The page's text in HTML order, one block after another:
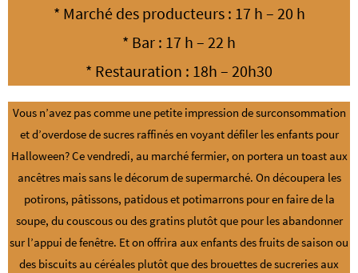
* Marché des producteurs : 17 h – 20 h
* Bar : 17 h – 22 h
* Restauration : 18h – 20h30
Vous n’avez pas comme une petite impression de surconsommation
et d’overdose de sucres raffinés en voyant défiler les enfants pour
Halloween? Ce vendredi, au marché fermier, on portera un toast aux
ancêtres mais sans le décorum de supermarché. On découpera les
potirons, pâtissons, patidous et potimarrons pour en faire de la
soupe, du couscous ou des gratins plutôt que pour les abandonner
sur l’appui de fenêtre. Et on offrira aux enfants des fruits de saison ou
des biscuits au céréales plutôt que des brouettes de sucreries aux